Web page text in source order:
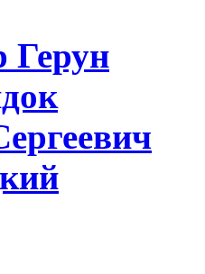
Герун